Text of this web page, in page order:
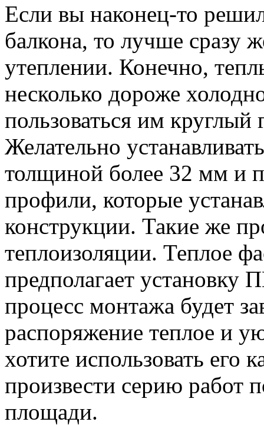
Если вы наконец-то
балкона, то лучше сразу
утеплении. Конечно,
несколько дороже
пользоваться им круглый
Желательно
толщиной более 32 мм и
профили, которые
конструкции. Такие же
теплоизоляции. Теплое
предполагает установку
процесс монтажа будет
распоряжение теплое и
хотите использовать его
произвести серию работ
площади.